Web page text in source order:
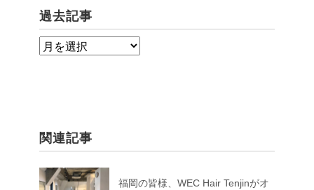
過去記事
過
関連記事
福岡の皆様、WEC Hair Tenjinがオ